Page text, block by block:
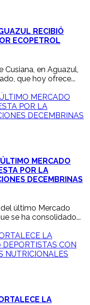
RECIBIÓ
ECOPETROL
en Aguazul,
que hoy ofrece...
MERCADO
POR LA
DECEMBRINAS
MERCADO
POR LA
DECEMBRINAS
último Mercado
se ha consolidado...
LA
CON
NUTRICIONALES
LA